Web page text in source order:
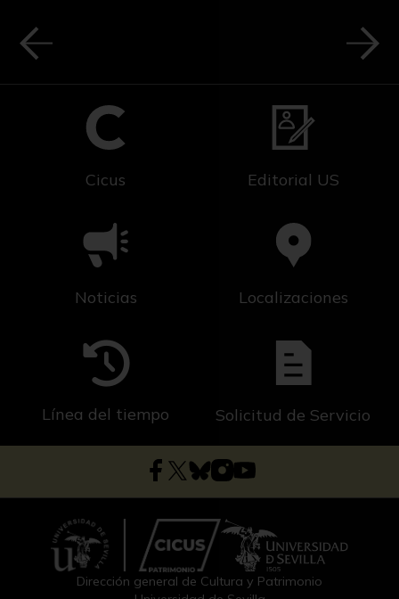
Cicus Editorial US
Noticias Localizaciones
Línea del tiempo Solicitud de Servicio
Dirección general de Cultura y Patrimonio